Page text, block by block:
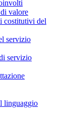
valore
costitutivi del
servizio
servizio
linguaggio